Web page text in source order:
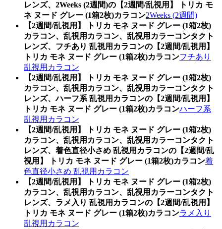
レンズ、2Weeks (2週間)の【2週間/乱視用】 トリカ モ
ネ ヌード グレー (1箱2枚)カラコン2Weeks (2週間)
【2週間/乱視用】 トリカ モネ ヌード グレー (1箱2枚)
カラコン、乱視用カラコン、乱視用カラーコンタクト
レンズ、フチあり 乱視用カラコンの【2週間/乱視用】
トリカ モネ ヌード グレー (1箱2枚)カラコンフチあり
乱視用カラコン
【2週間/乱視用】 トリカ モネ ヌード グレー (1箱2枚)
カラコン、乱視用カラコン、乱視用カラーコンタクト
レンズ、ハーフ系 乱視用カラコンの【2週間/乱視用】
トリカ モネ ヌード グレー (1箱2枚)カラコンハーフ系
乱視用カラコン
【2週間/乱視用】 トリカ モネ ヌード グレー (1箱2枚)
カラコン、乱視用カラコン、乱視用カラーコンタクト
レンズ、着色直径小さめ 乱視用カラコンの【2週間/乱
視用】 トリカ モネ ヌード グレー (1箱2枚)カラコン着
色直径小さめ 乱視用カラコン
【2週間/乱視用】 トリカ モネ ヌード グレー (1箱2枚)
カラコン、乱視用カラコン、乱視用カラーコンタクト
レンズ、ラメ入り 乱視用カラコンの【2週間/乱視用】
トリカ モネ ヌード グレー (1箱2枚)カラコンラメ入り
乱視用カラコン